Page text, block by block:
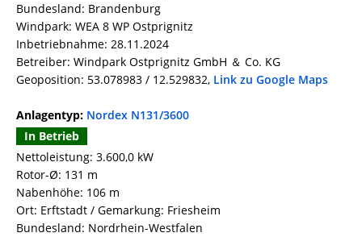
Bundesland: Brandenburg
Windpark: WEA 8 WP Ostprignitz
Inbetriebnahme: 28.11.2024
Betreiber: Windpark Ostprignitz GmbH ＆ Co. KG
Geoposition: 53.078983 / 12.529832, Link zu Google Maps
Anlagentyp: Nordex N131/3600
In Betrieb
Nettoleistung: 3.600,0 kW
Rotor-Ø: 131 m
Nabenhöhe: 106 m
Ort: Erftstadt / Gemarkung: Friesheim
Bundesland: Nordrhein-Westfalen